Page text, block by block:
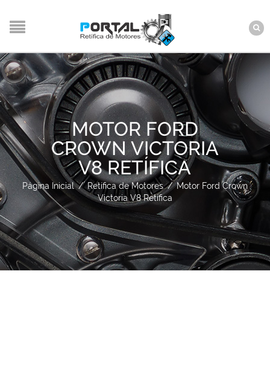
MOTOR FORD
CROWN VICTORIA
V8 RETÍFICA
Página Inicial / Retífica de Motores / Motor Ford Crown
Victoria V8 Retífica